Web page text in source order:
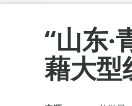
“山东‧
藉大型